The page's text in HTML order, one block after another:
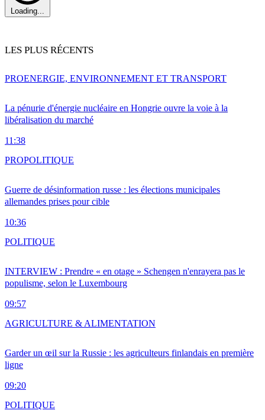
Loading...
LES PLUS RÉCENTS
La pénurie d'énergie nucléaire en Hongrie ouvre la voie à la
libéralisation du marché
11:38
PROENERGIE, ENVIRONNEMENT ET TRANSPORT
Guerre de désinformation russe : les élections municipales
allemandes prises pour cible
10:36
PROPOLITIQUE
INTERVIEW : Prendre « en otage » Schengen n'enrayera pas le
populisme, selon le Luxembourg
09:57
POLITIQUE
Garder un œil sur la Russie : les agriculteurs finlandais en première
ligne
09:20
AGRICULTURE & ALIMENTATION
POLITIQUE